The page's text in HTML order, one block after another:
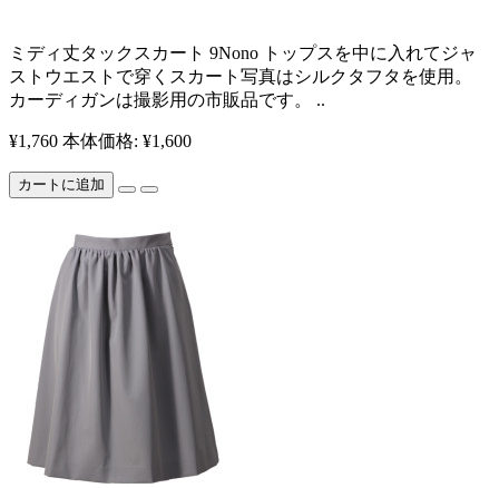
​ ミディ丈タックスカート 9Nono トップスを中に入れてジャ
ストウエストで穿くスカート ​ 写真はシルクタフタを使用。
カーディガンは撮影用の市販品です。 ..
¥1,760 本体価格: ¥1,600
カートに追加